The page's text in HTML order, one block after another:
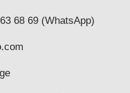
68 69 (WhatsApp)